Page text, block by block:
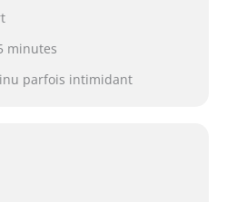
minutes
parfois intimidant